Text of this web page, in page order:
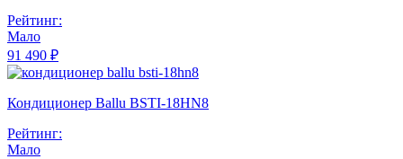
Рейтинг:
Мало
91 490 ₽
Кондиционер Ballu BSTI-18HN8
Рейтинг:
Мало